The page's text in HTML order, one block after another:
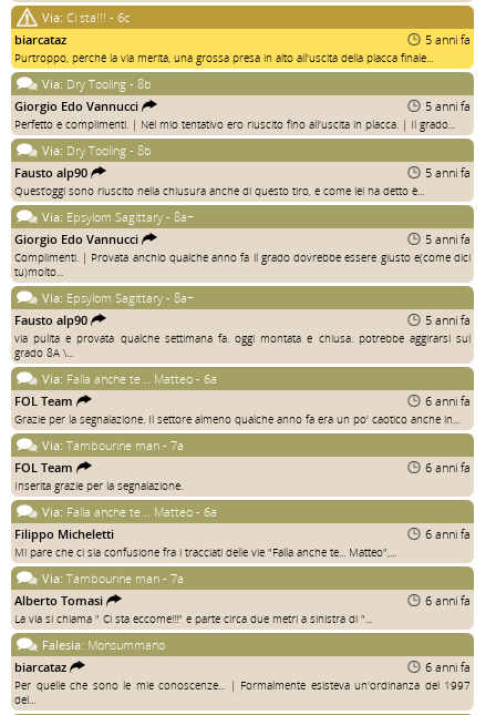
Via: Ci sta!!! - 6c
biarcataz
5 anni fa
Purtroppo, perché la via merita, una grossa presa in alto all'uscita della placca finale...
Via: Dry Tooling - 8b
Giorgio Edo Vannucci
5 anni fa
Perfetto e complimenti. | Nel mio tentativo ero riuscito fino all'uscita in placca. | Il grado...
Via: Dry Tooling - 8b
Fausto alp90
5 anni fa
Quest’oggi sono riuscito nella chiusura anche di questo tiro, e come lei ha detto è...
Via: Epsylom Sagittary - 8a+
Giorgio Edo Vannucci
5 anni fa
Complimenti. | Provata anchio qualche anno fa il grado dovrebbe essere giusto e(come dici
tu)molto...
Via: Epsylom Sagittary - 8a+
Fausto alp90
5 anni fa
via pulita e provata qualche settimana fa. oggi montata e chiusa. potrebbe aggirarsi sul
grado 8A \...
Via: Falla anche te... Matteo - 6a
FOL Team
6 anni fa
Grazie per la segnalazione. Il settore almeno qualche anno fa era un po' caotico anche in...
Via: Tambourine man - 7a
FOL Team
6 anni fa
Inserita grazie per la segnalazione.
Via: Falla anche te... Matteo - 6a
Filippo Micheletti
6 anni fa
Mi pare che ci sia confusione fra i tracciati delle vie "Falla anche te... Matteo",...
Via: Tambourine man - 7a
Alberto Tomasi
6 anni fa
La via si chiama " Ci sta eccome!!!" e parte circa due metri a sinistra di "...
Falesia: Monsummano
biarcataz
6 anni fa
Per quelle che sono le mie conoscenze... | Formalmente esisteva un'ordinanza del 1997
del...